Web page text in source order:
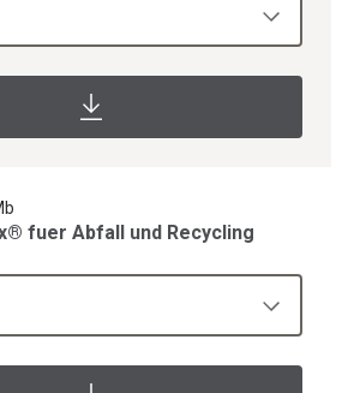
fuer Abfall und Recycling